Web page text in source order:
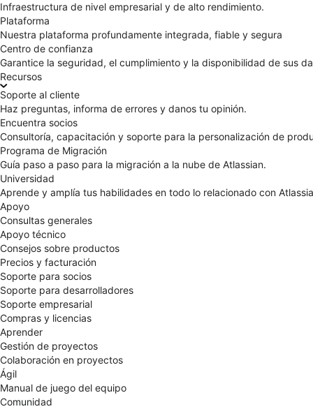
Infraestructura de nivel empresarial y de alto rendimiento.
Plataforma
Nuestra plataforma profundamente integrada, fiable y segura
Centro de confianza
Garantice la seguridad, el cumplimiento y la disponibilidad de sus
Recursos
Soporte al cliente
Haz preguntas, informa de errores y danos tu opinión.
Encuentra socios
Consultoría, capacitación y soporte para la personalización de
Programa de Migración
Guía paso a paso para la migración a la nube de Atlassian.
Universidad
Aprende y amplía tus habilidades en todo lo relacionado con
Apoyo
Consultas generales
Apoyo técnico
Consejos sobre productos
Precios y facturación
Soporte para socios
Soporte para desarrolladores
Soporte empresarial
Compras y licencias
Aprender
Gestión de proyectos
Colaboración en proyectos
Ágil
Manual de juego del equipo
Comunidad